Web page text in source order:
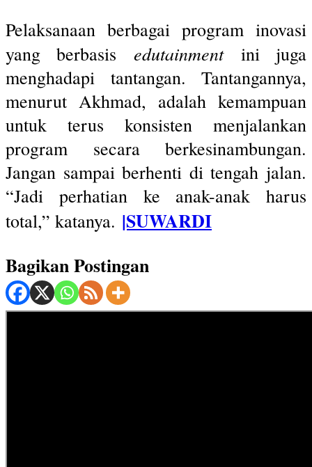
Pelaksanaan berbagai program inovasi
yang berbasis edutainmentini juga
menghadapi tantangan. Tantangannya,
menurut Akhmad, adalah kemampuan
untuk terus konsisten menjalankan
program secara berkesinambungan.
Jangan sampai berhenti di tengah jalan.
“Jadi perhatian ke anak-anak harus
total,” katanya. |SUWARDI
Bagikan Postingan